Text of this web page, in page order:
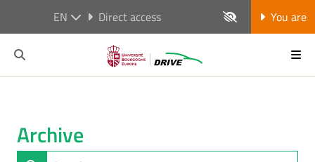
EN Direct access You are
Archive